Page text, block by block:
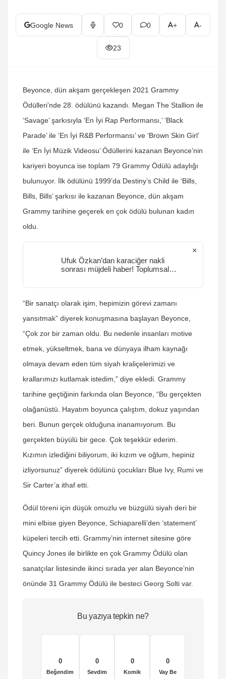
Google News 0 0 + -
23
Beyonce, dün akşam gerçekleşen 2021 Grammy
Ödülleri’nde 28. ödülünü kazandı. Megan The Stallion ile
‘Savage’ şarkısıyla ‘En İyi Rap Performansı,’ ‘Black
Parade’ ile ‘En İyi R&B Performansı’ ve ‘Brown Skin Girl’
ile ‘En İyi Müzik Videosu’ Ödüllerini kazanan Beyonce’nin
kariyeri boyunca ise toplam 79 Grammy Ödülü adaylığı
bulunuyor. İlk ödülünü 1999’da Destiny’s Child ile ‘Bills,
Bills, Bills’ şarkısı ile kazanan Beyonce, dün akşam
Grammy tarihine geçerek en çok ödülü bulunan kadın
oldu.
Ufuk Özkan’dan karaciğer nakli
sonrası müjdeli haber! Toplumsal
×
“Bir sanatçı olarak işim, hepimizin görevi zamanı
yansıtmak” diyerek konuşmasına başlayan Beyonce,
“Çok zor bir zaman oldu. Bu nedenle insanları motive
etmek, yükseltmek, bana ve dünyaya ilham kaynağı
olmaya devam eden tüm siyah kraliçelerimizi ve
krallarımızı kutlamak istedim,” diye ekledi. Grammy
tarihine geçtiğinin farkında olan Beyonce, “Bu gerçekten
olağanüstü. Hayatım boyunca çalıştım, dokuz yaşından
beri. Bunun gerçek olduğuna inanamıyorum. Bu
gerçekten büyülü bir gece. Çok teşekkür ederim.
Kızımın izlediğini biliyorum, iki kızım ve oğlum, hepiniz
izliyorsunuz” diyerek ödülünü çocukları Blue Ivy, Rumi ve
Sir Carter’a ithaf etti.
Ödül töreni için düşük omuzlu ve büzgülü siyah deri bir
mini elbise giyen Beyonce, Schiaparelli’den ‘statement’
küpeleri tercih etti. Grammy’nin internet sitesine göre
Quincy Jones ile birlikte en çok Grammy Ödülü olan
sanatçılar listesinde ikinci sırada yer alan Beyonce’nin
önünde 31 Grammy Ödülü ile besteci Georg Solti var.
Bu yazıya tepkin ne?
0
Beğendim
0
Sevdim
0
Komik
0
Vay Be